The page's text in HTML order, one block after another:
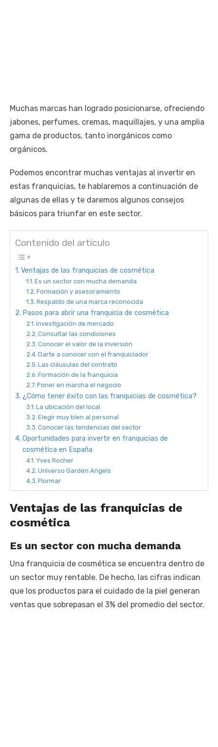
Muchas marcas han logrado posicionarse, ofreciendo
jabones, perfumes, cremas, maquillajes, y una amplia
gama de productos, tanto inorgánicos como
orgánicos.
Podemos encontrar muchas ventajas al invertir en
estas franquicias, te hablaremos a continuación de
algunas de ellas y te daremos algunos consejos
básicos para triunfar en este sector.
Contenido del artículo
Ventajas de las franquicias de cosmética
Es un sector con mucha demanda
Formación y asesoramiento
Respaldo de una marca reconocida
Pasos para abrir una franquicia de cosmética
investigación de mercado
Consultar las condiciones
Conocer el valor de la inversión
Darte a conocer con el franquiciador
Las cláusulas del contrato
Formación de la franquicia
Poner en marcha el negocio
¿Cómo tener éxito con las franquicias de cosmética?
La ubicación del local
Elegir muy bien al personal
Conocer las tendencias del sector
Oportunidades para invertir en franquicias de
cosmética en España
Yves Rocher
Universo Garden Angels
Flormar
Ventajas de las franquicias de
cosmética
Es un sector con mucha demanda
Una franquicia de cosmética se encuentra dentro de
un sector muy rentable. De hecho, las cifras indican
que los productos para el cuidado de la piel generan
ventas que sobrepasan el 3% del promedio del sector.